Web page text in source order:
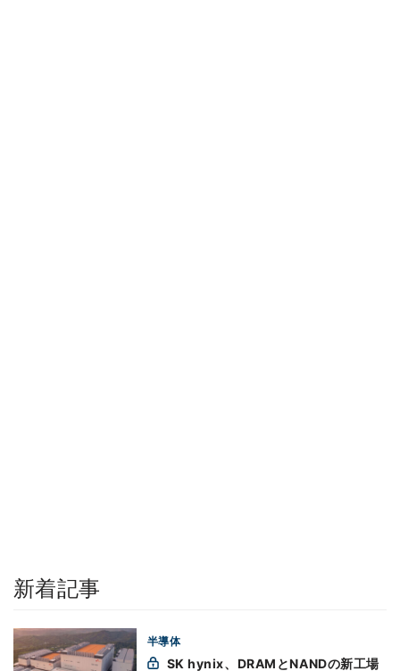
新着記事
半導体